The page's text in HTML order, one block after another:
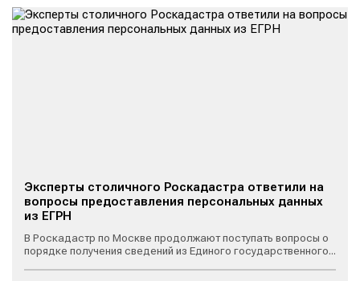
Эксперты столичного Роскадастра ответили на
вопросы предоставления персональных данных
из ЕГРН
В Роскадастр по Москве продолжают поступать вопросы о
порядке получения сведений из Единого государственного...